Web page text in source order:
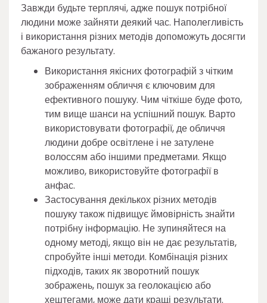
Завжди будьте терплячі, адже пошук потрібної
людини може зайняти деякий час. Наполегливість
і використання різних методів допоможуть досягти
бажаного результату.
Використання якісних фотографій з чітким
зображенням обличчя є ключовим для
ефективного пошуку. Чим чіткіше буде фото,
тим вище шанси на успішний пошук. Варто
використовувати фотографії, де обличчя
людини добре освітлене і не затулене
волоссям або іншими предметами. Якщо
можливо, використовуйте фотографії в
анфас.
Застосування декількох різних методів
пошуку також підвищує ймовірність знайти
потрібну інформацію. Не зупиняйтеся на
одному методі, якщо він не дає результатів,
спробуйте інші методи. Комбінація різних
підходів, таких як зворотний пошук
зображень, пошук за геолокацією або
хештегами, може дати кращі результати.